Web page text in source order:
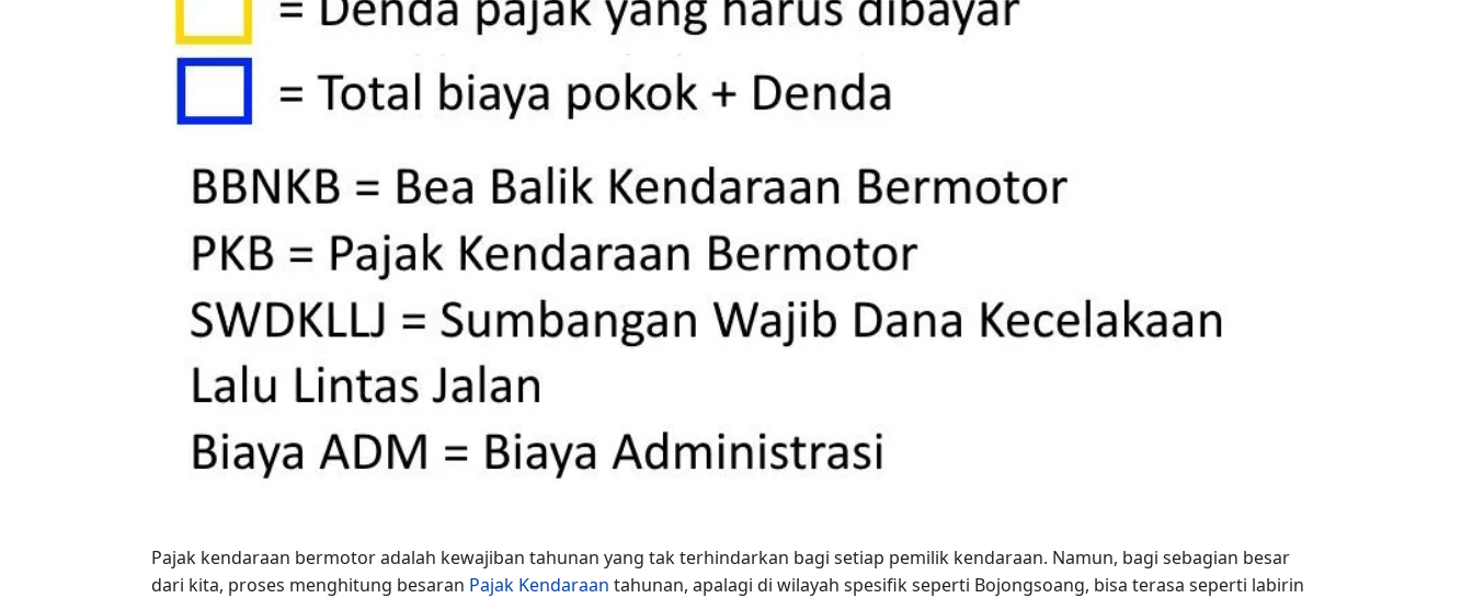
Pajak kendaraan bermotor adalah kewajiban tahunan yang tak terhindarkan bagi setiap pemilik kendaraan. Namun, bagi sebagian besar
dari kita, proses menghitung besaran Pajak Kendaraan tahunan, apalagi di wilayah spesifik seperti Bojongsoang, bisa terasa seperti labirin